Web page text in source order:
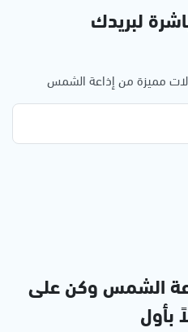
لبريدك
مميزة من إذاعة الشمس
الشمس وكن على
بأول